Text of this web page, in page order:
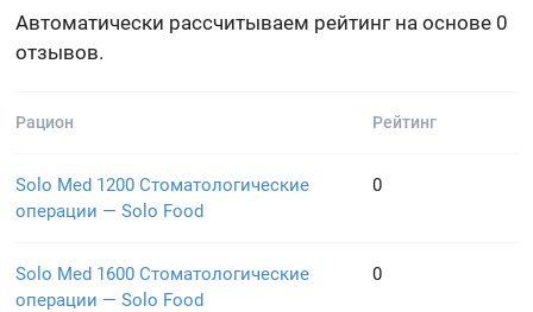
Автоматически рассчитываем рейтинг на основе 0
отзывов.
Рацион Рейтинг
Solo Med 1200 Стоматологические
операции — Solo Food
0
Solo Med 1600 Стоматологические
операции — Solo Food
0